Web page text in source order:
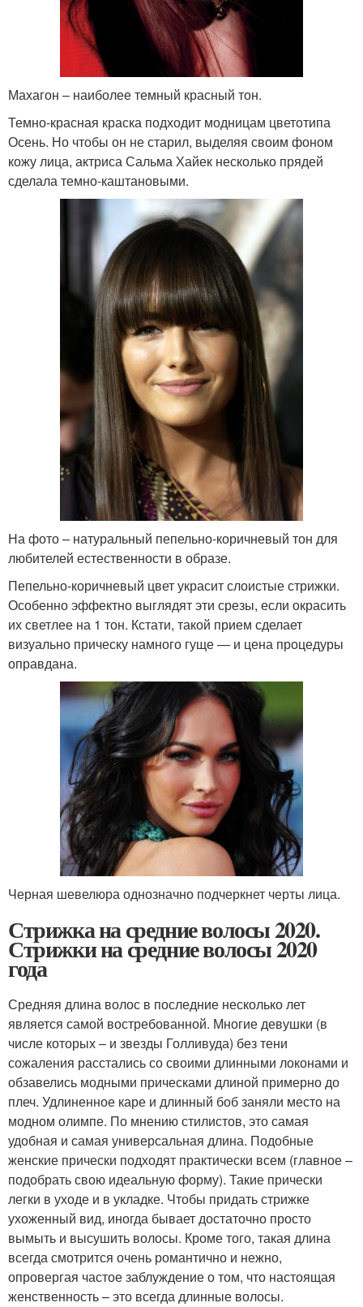
Махагон – наиболее темный красный тон.
Темно-красная краска подходит модницам цветотипа
Осень. Но чтобы он не старил, выделяя своим фоном
кожу лица, актриса Сальма Хайек несколько прядей
сделала темно-каштановыми.
На фото – натуральный пепельно-коричневый тон для
любителей естественности в образе.
Пепельно-коричневый цвет украсит слоистые стрижки.
Особенно эффектно выглядят эти срезы, если окрасить
их светлее на 1 тон. Кстати, такой прием сделает
визуально прическу намного гуще — и цена процедуры
оправдана.
Черная шевелюра однозначно подчеркнет черты лица.
Стрижка на средние волосы 2020.
Стрижки на средние волосы 2020
года
Средняя длина волос в последние несколько лет
является самой востребованной. Многие девушки (в
числе которых – и звезды Голливуда) без тени
сожаления расстались со своими длинными локонами и
обзавелись модными прическами длиной примерно до
плеч. Удлиненное каре и длинный боб заняли место на
модном олимпе. По мнению стилистов, это самая
удобная и самая универсальная длина. Подобные
женские прически подходят практически всем (главное –
подобрать свою идеальную форму). Такие прически
легки в уходе и в укладке. Чтобы придать стрижке
ухоженный вид, иногда бывает достаточно просто
вымыть и высушить волосы. Кроме того, такая длина
всегда смотрится очень романтично и нежно,
опровергая частое заблуждение о том, что настоящая
женственность – это всегда длинные волосы.